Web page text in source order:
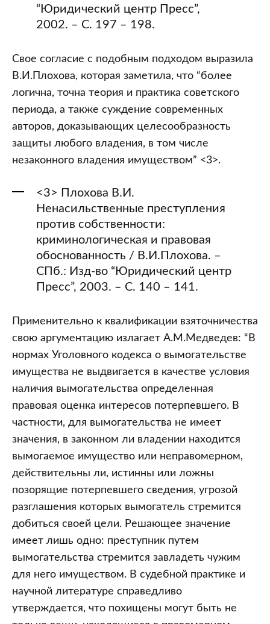
“Юридический центр Пресс”,
2002. – С. 197 – 198.
Свое согласие с подобным подходом выразила
В.И.Плохова, которая заметила, что “более
логична, точна теория и практика советского
периода, а также суждение современных
авторов, доказывающих целесообразность
защиты любого владения, в том числе
незаконного владения имуществом” <3>.
<3> Плохова В.И.
Ненасильственные преступления
против собственности:
криминологическая и правовая
обоснованность / В.И.Плохова. –
СПб.: Изд-во “Юридический центр
Пресс”, 2003. – С. 140 – 141.
Применительно к квалификации взяточничества
свою аргументацию излагает А.М.Медведев: “В
нормах Уголовного кодекса о вымогательстве
имущества не выдвигается в качестве условия
наличия вымогательства определенная
правовая оценка интересов потерпевшего. В
частности, для вымогательства не имеет
значения, в законном ли владении находится
вымогаемое имущество или неправомерном,
действительны ли, истинны или ложны
позорящие потерпевшего сведения, угрозой
разглашения которых вымогатель стремится
добиться своей цели. Решающее значение
имеет лишь одно: преступник путем
вымогательства стремится завладеть чужим
для него имуществом. В судебной практике и
научной литературе справедливо
утверждается, что похищены могут быть не